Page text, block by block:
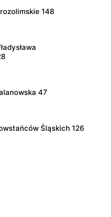
148
47
Śląskich 126